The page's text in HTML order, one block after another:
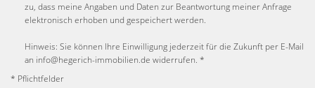
zu, dass meine Angaben und Daten zur Beantwortung meiner Anfrage
elektronisch erhoben und gespeichert werden.
Hinweis: Sie können Ihre Einwilligung jederzeit für die Zukunft per E-Mail
an info@hegerich-immobilien.de widerrufen. *
* Pflichtfelder